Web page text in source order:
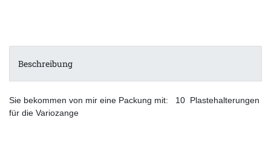
Beschreibung
Sie bekommen von mir eine Packung mit: 10 Plastehalterungen
für die Variozange